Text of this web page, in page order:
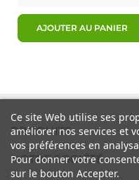
AJOUTER AU PANIER
PRODUITS
NOTRE SOCIÉTÉ
Ce site Web utilise ses
améliorer nos services et
vos préférences en
Pour donner votre
sur le bouton Accepter.